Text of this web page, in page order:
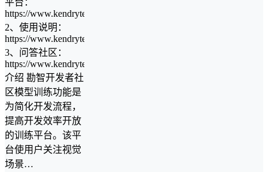
https://www.kendryte.com/zh/training/start
2、使用说明：
https://www.kendryte.com/web/CloudPlatDoc.html
3、问答社区：
https://www.kendryte.com/answer/
介绍 勘智开发者社
区模型训练功能是
为简化开发流程，
提高开发效率开放
的训练平台。该平
台使用户关注视觉
场景…